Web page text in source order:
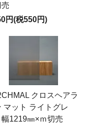
売
円(税550円)
クロスヘアラ
マット ライトグレ
1219㎜×ｍ切売